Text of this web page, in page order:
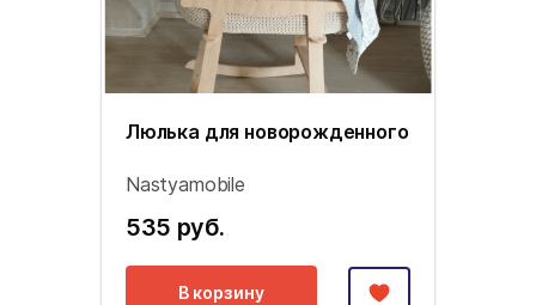
Люлька для новорожденного
Nastyamobile
535 руб.
В корзину